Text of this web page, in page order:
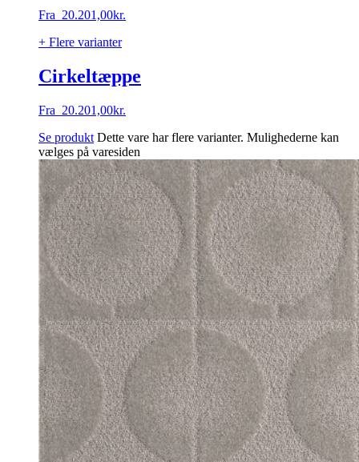
Fra 20.201,00kr.
+ Flere varianter
Cirkeltæppe
Fra 20.201,00kr.
Se produkt Dette vare har flere varianter. Mulighederne kan
vælges på varesiden